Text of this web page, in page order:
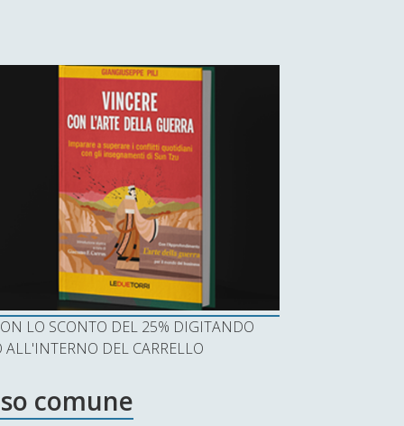
LO SCONTO DEL 25% DIGITANDO
DEL CARRELLO
comune